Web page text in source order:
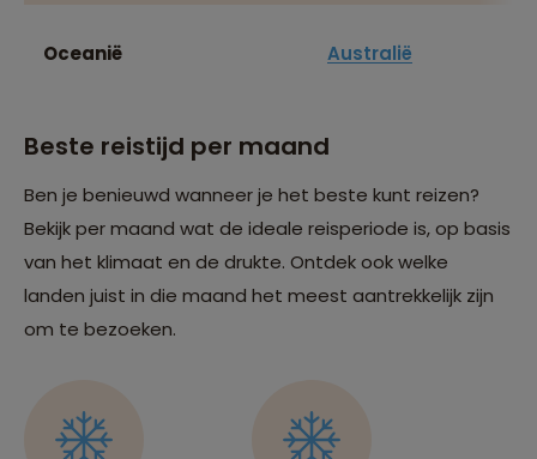
Oceanië Australië
Beste reistijd per maand
Ben je benieuwd wanneer je het beste kunt reizen?
Bekijk per maand wat de ideale reisperiode is, op basis
van het klimaat en de drukte. Ontdek ook welke
landen juist in die maand het meest aantrekkelijk zijn
om te bezoeken.